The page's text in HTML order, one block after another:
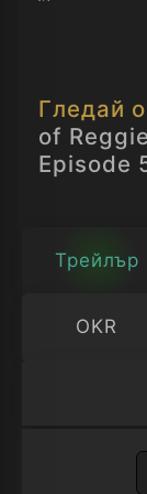
Гледай
of
Episode
Трейлър
OKR